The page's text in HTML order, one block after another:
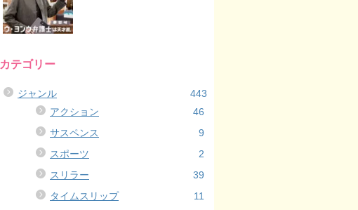
カテゴリー
ジャンル
443
アクション
46
サスペンス
9
スポーツ
2
スリラー
39
タイムスリップ
11